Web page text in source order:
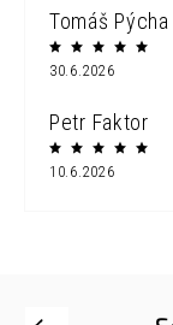
Tomáš Pýcha
30.6.2026
Petr Faktor
10.6.2026